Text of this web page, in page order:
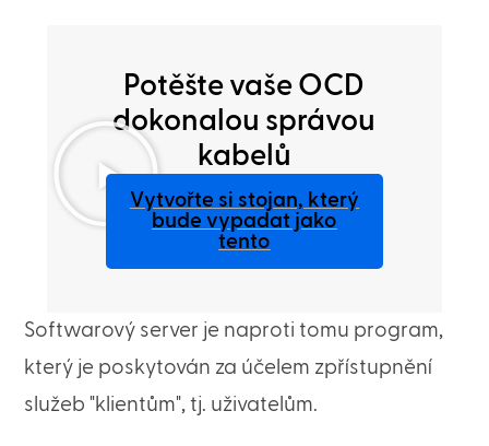
Potěšte vaše OCD
dokonalou správou
kabelů
Vytvořte si stojan, který
bude vypadat jako
tento
Softwarový server je naproti tomu program,
který je poskytován za účelem zpřístupnění
služeb "klientům", tj. uživatelům.